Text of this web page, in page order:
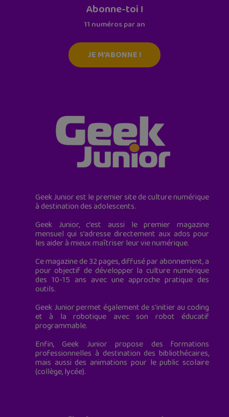
Abonne-toi !
11 numéros par an
JE M'ABONNE !
Geek Junior est le premier site de culture numérique
à destination des adolescents.
Geek Junior, c’est aussi le premier magazine
mensuel qui s’adresse directement aux ados pour
les aider à mieux maîtriser leur vie numérique.
Ce magazine de 32 pages, diffusé par abonnement, a
pour objectif de développer la culture numérique
des 10-15 ans avec une approche pratique des
outils.
Geek Junior permet également de s'initier au coding
et à la robotique avec son robot éducatif
programmable.
Enfin, Geek Junior propose des formations
professionnelles à destination des bibliothécaires,
mais aussi des animations pour le public scolaire
(collège, lycée).